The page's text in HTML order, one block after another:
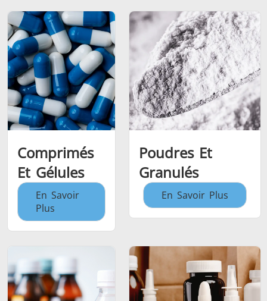
Comprimés
Et Gélules
En Savoir
Plus
Poudres Et
Granulés
En Savoir Plus